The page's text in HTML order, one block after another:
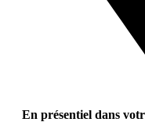
En présentiel dans